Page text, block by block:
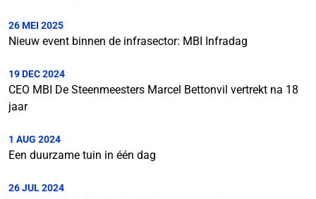
26 MEI 2025
Nieuw event binnen de infrasector: MBI Infradag
19 DEC 2024
CEO MBI De Steenmeesters Marcel Bettonvil vertrekt na 18
jaar
1 AUG 2024
Een duurzame tuin in één dag
26 JUL 2024